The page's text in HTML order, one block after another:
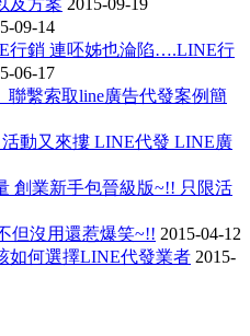
及方案 2015-09-19
09-14
行銷 連呸姊也淪陷….LINE行
06-17
聯繫索取line廣告代發案例簡
動又來摟 LINE代發 LINE廣
創業新手包晉級版~!! 只限活
但沒用還惹爆笑~!! 2015-04-12
如何選擇LINE代發業者 2015-